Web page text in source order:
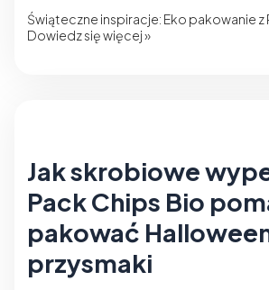
Świąteczne inspiracje: Eko pakowanie z
Dowiedz się więcej »
Jak skrobiowe
Pack Chips Bio
pakować
przysmaki